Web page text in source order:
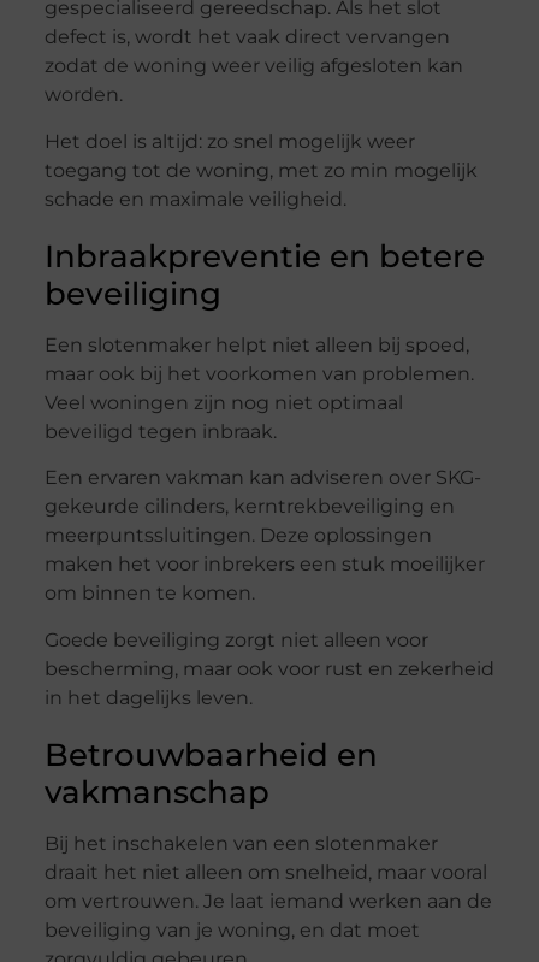
gespecialiseerd gereedschap. Als het slot
defect is, wordt het vaak direct vervangen
zodat de woning weer veilig afgesloten kan
worden.
Het doel is altijd: zo snel mogelijk weer
toegang tot de woning, met zo min mogelijk
schade en maximale veiligheid.
Inbraakpreventie en betere
beveiliging
Een slotenmaker helpt niet alleen bij spoed,
maar ook bij het voorkomen van problemen.
Veel woningen zijn nog niet optimaal
beveiligd tegen inbraak.
Een ervaren vakman kan adviseren over SKG-
gekeurde cilinders, kerntrekbeveiliging en
meerpuntssluitingen. Deze oplossingen
maken het voor inbrekers een stuk moeilijker
om binnen te komen.
Goede beveiliging zorgt niet alleen voor
bescherming, maar ook voor rust en zekerheid
in het dagelijks leven.
Betrouwbaarheid en
vakmanschap
Bij het inschakelen van een slotenmaker
draait het niet alleen om snelheid, maar vooral
om vertrouwen. Je laat iemand werken aan de
beveiliging van je woning, en dat moet